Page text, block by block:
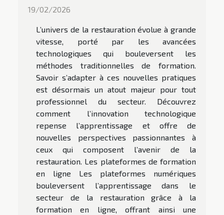
19/02/2026
L’univers de la restauration évolue à grande
vitesse, porté par les avancées
technologiques qui bouleversent les
méthodes traditionnelles de formation.
Savoir s’adapter à ces nouvelles pratiques
est désormais un atout majeur pour tout
professionnel du secteur. Découvrez
comment l’innovation technologique
repense l’apprentissage et offre de
nouvelles perspectives passionnantes à
ceux qui composent l’avenir de la
restauration. Les plateformes de formation
en ligne Les plateformes numériques
bouleversent l’apprentissage dans le
secteur de la restauration grâce à la
formation en ligne, offrant ainsi une